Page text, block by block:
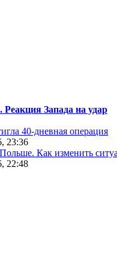
Запада на удар
40-дневная операция
23:36
Как изменить
22:48